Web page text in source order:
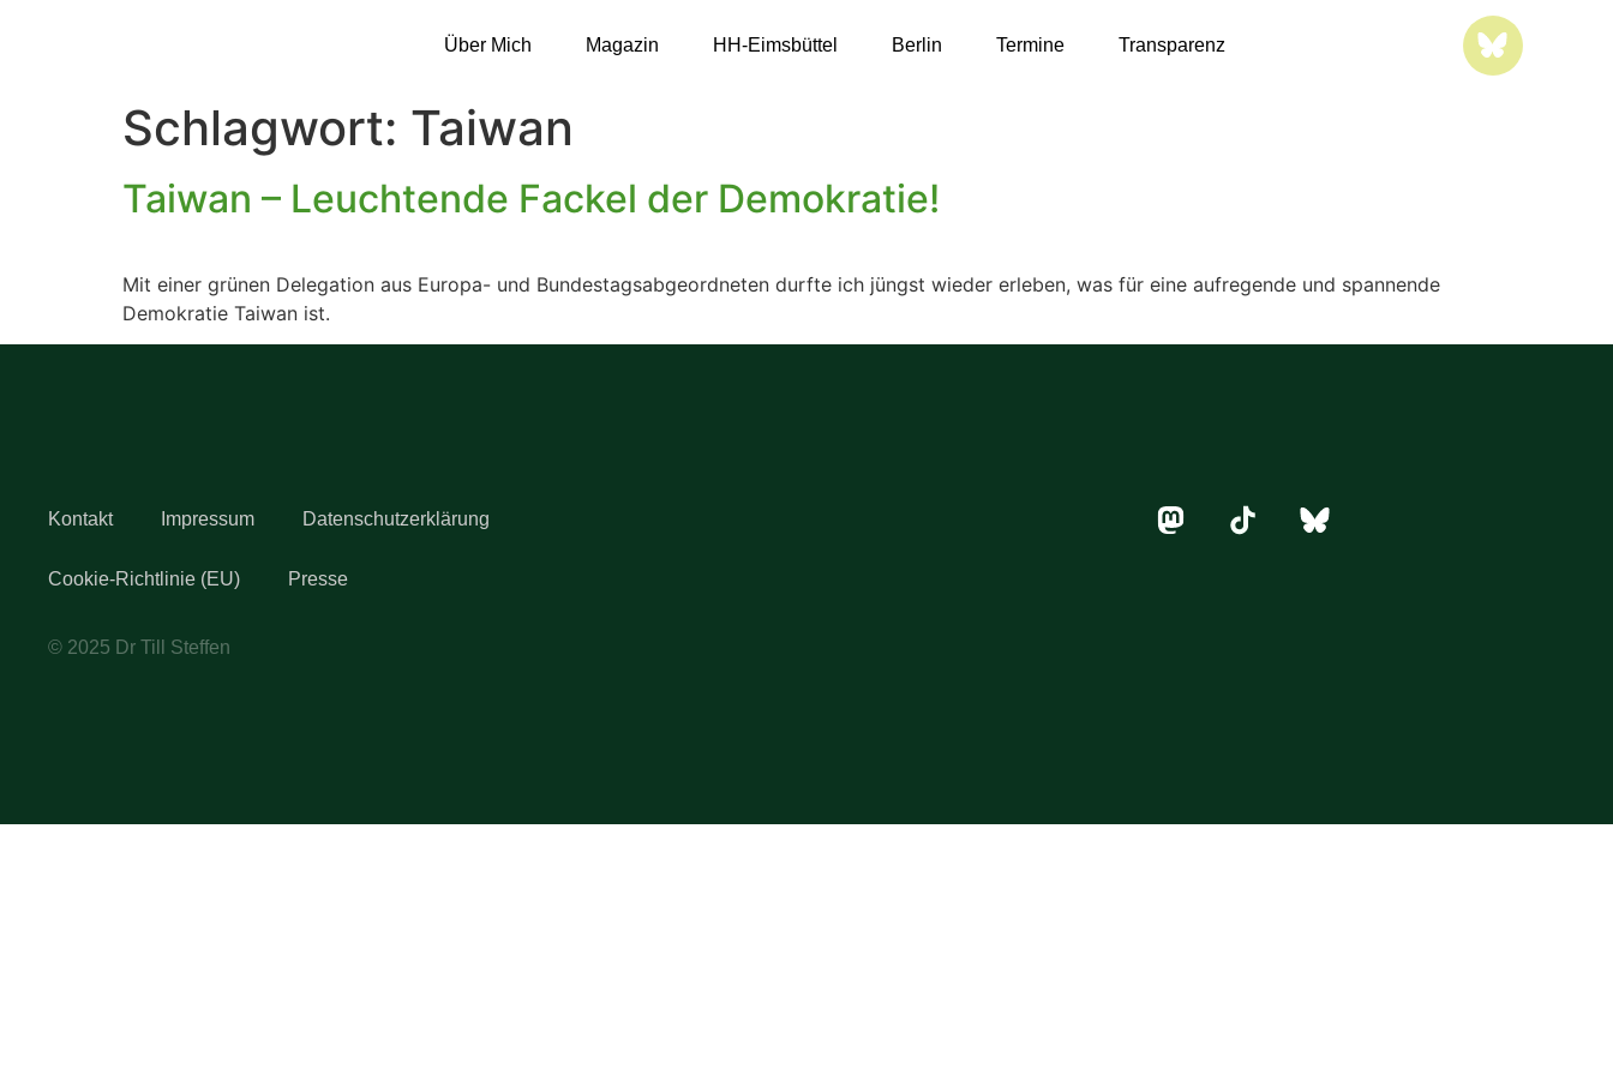
Über Mich Magazin HH-Eimsbüttel Berlin Termine Transparenz
Schlagwort: Taiwan
Taiwan – Leuchtende Fackel der Demokratie!
Mit einer grünen Delegation aus Europa- und Bundestagsabgeordneten durfte ich jüngst wieder erleben, was für eine aufregende und spannende
Demokratie Taiwan ist.
Kontakt Impressum Datenschutzerklärung
Cookie-Richtlinie (EU) Presse
© 2025 Dr Till Steffen